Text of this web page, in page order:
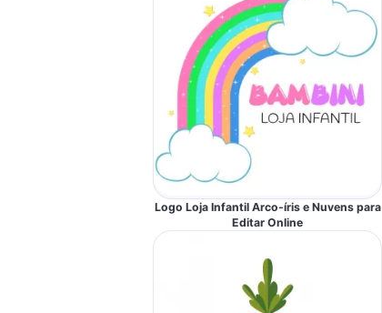
Logo Loja Infantil Arco-íris e Nuvens para
Editar Online